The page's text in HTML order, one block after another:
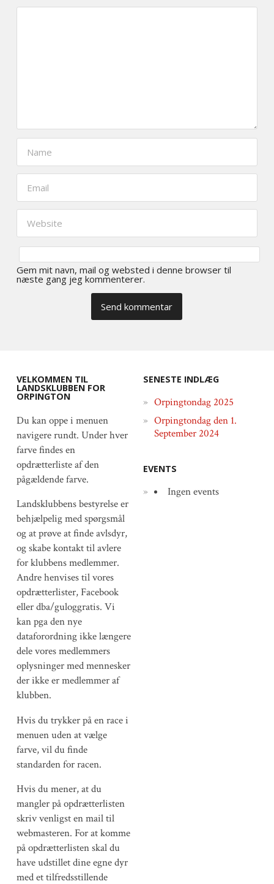
Gem mit navn, mail og websted i denne browser til
næste gang jeg kommenterer.
VELKOMMEN TIL
LANDSKLUBBEN FOR
ORPINGTON
Du kan oppe i menuen
navigere rundt. Under hver
farve findes en
opdrætterliste af den
pågældende farve.
Landsklubbens bestyrelse er
behjælpelig med spørgsmål
og at prøve at finde avlsdyr,
og skabe kontakt til avlere
for klubbens medlemmer.
Andre henvises til vores
opdrætterlister, Facebook
eller dba/guloggratis. Vi
kan pga den nye
dataforordning ikke længere
dele vores medlemmers
oplysninger med mennesker
der ikke er medlemmer af
klubben.
Hvis du trykker på en race i
menuen uden at vælge
farve, vil du finde
standarden for racen.
Hvis du mener, at du
mangler på opdrætterlisten
skriv venligst en mail til
webmasteren. For at komme
på opdrætterlisten skal du
have udstillet dine egne dyr
med et tilfredsstillende
SENESTE INDLÆG
Orpingtondag 2025
Orpingtondag den 1.
September 2024
EVENTS
Ingen events